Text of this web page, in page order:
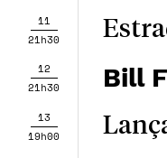
11
21h30
12
21h30
Bill
13
19h00